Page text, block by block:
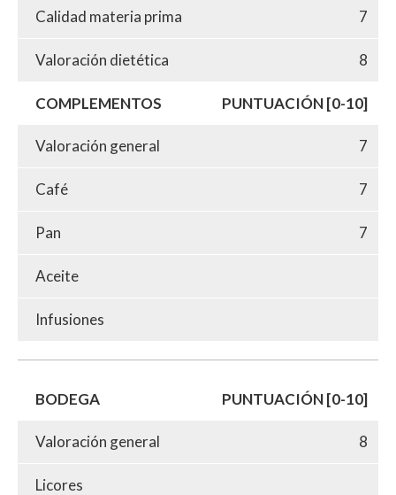
Calidad materia prima 7
Valoración dietética 8
COMPLEMENTOS PUNTUACIÓN [0-10]
Valoración general 7
Café 7
Pan 7
Aceite
Infusiones
BODEGA PUNTUACIÓN [0-10]
Valoración general 8
Licores